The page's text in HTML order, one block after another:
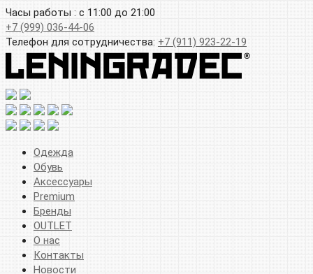
Часы работы : с 11:00 до 21:00
+7 (999) 036-44-06
Телефон для сотрудничества: +7 (911) 923-22-19
Одежда
Обувь
Аксессуары
Premium
Бренды
OUTLET
О нас
Контакты
Новости